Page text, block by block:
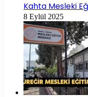
Kahta Mesleki
8 Eylül 2025